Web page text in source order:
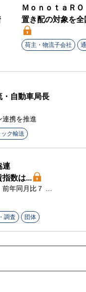
ＭｏｎｏｔａＲＯ
置き配の対象を
荷主・物流子会社
・自動車局長
連携を推進
ック輸送
連
指数は...
前年同月比７ pt
調査
団体